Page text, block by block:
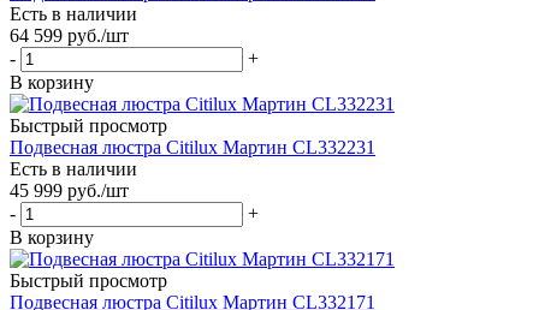
Есть в наличии
64 599 руб./шт
-
+
В корзину
Быстрый просмотр
Подвесная люстра Citilux Мартин CL332231
Есть в наличии
45 999 руб./шт
-
+
В корзину
Быстрый просмотр
Подвесная люстра Citilux Мартин CL332171